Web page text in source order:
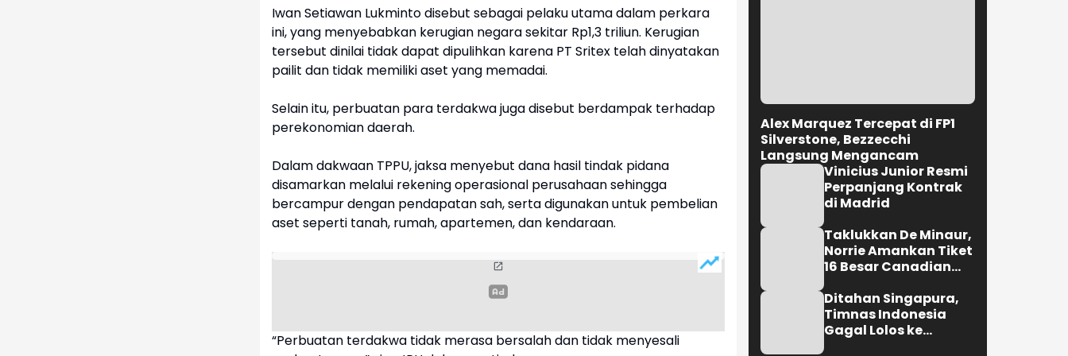
Iwan Setiawan Lukminto disebut sebagai pelaku utama dalam perkara
ini, yang menyebabkan kerugian negara sekitar Rp1,3 triliun. Kerugian
tersebut dinilai tidak dapat dipulihkan karena PT Sritex telah dinyatakan
pailit dan tidak memiliki aset yang memadai.
Selain itu, perbuatan para terdakwa juga disebut berdampak terhadap
perekonomian daerah.
Dalam dakwaan TPPU, jaksa menyebut dana hasil tindak pidana
disamarkan melalui rekening operasional perusahaan sehingga
bercampur dengan pendapatan sah, serta digunakan untuk pembelian
aset seperti tanah, rumah, apartemen, dan kendaraan.
“Perbuatan terdakwa tidak merasa bersalah dan tidak menyesali
Alex Marquez Tercepat di FP1
Silverstone, Bezzecchi
Langsung Mengancam
Vinicius Junior Resmi
Perpanjang Kontrak
di Madrid
Taklukkan De Minaur,
Norrie Amankan Tiket
16 Besar Canadian
Ditahan Singapura,
Timnas Indonesia
Gagal Lolos ke